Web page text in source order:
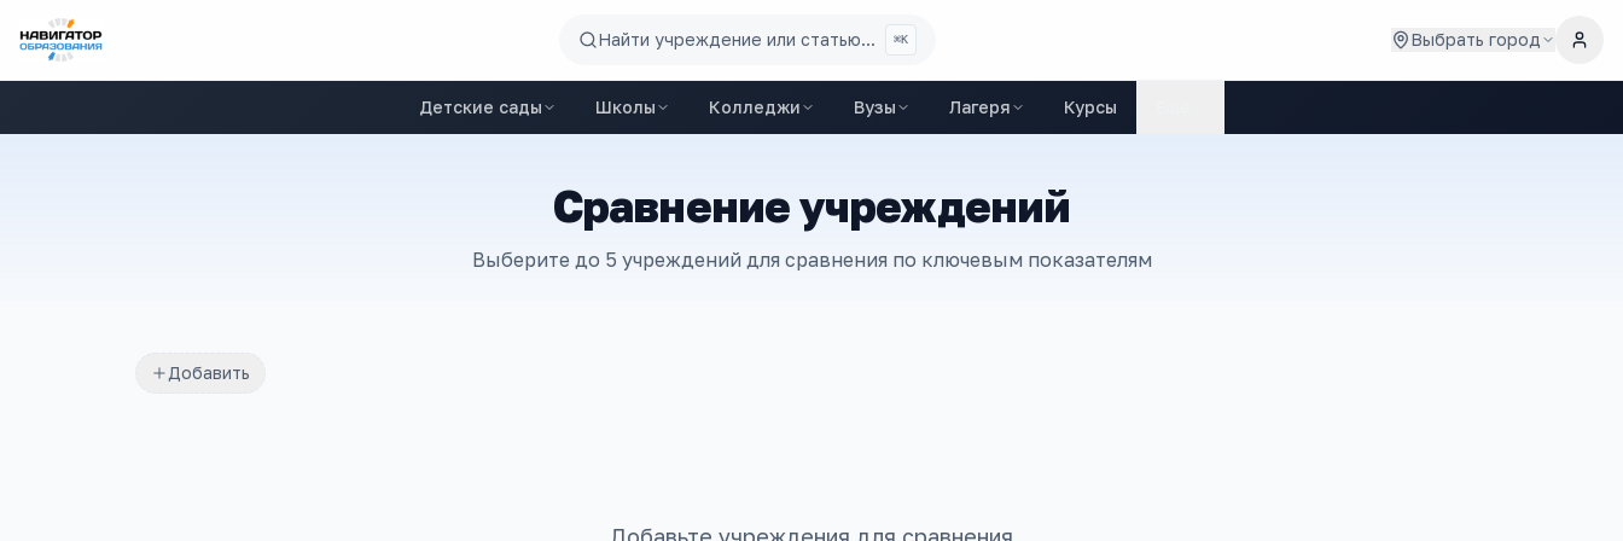
Найти учреждение или статью... ⌘K Выбрать город
Детские сады Школы Колледжи Вузы Лагеря Курсы
Сравнение учреждений
Выберите до 5 учреждений для сравнения по ключевым показателям
Добавить